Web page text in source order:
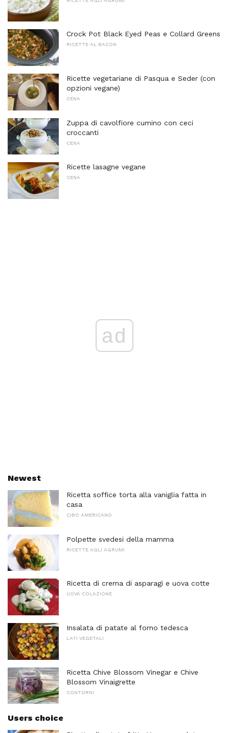
Crock Pot Black Eyed Peas e Collard Greens
RICETTE AL BACON
Ricette vegetariane di Pasqua e Seder (con
opzioni vegane)
CENA
Zuppa di cavolfiore cumino con ceci
croccanti
CENA
Ricette lasagne vegane
CENA
ad
Newest
Ricetta soffice torta alla vaniglia fatta in
casa
CIBO AMERICANO
Polpette svedesi della mamma
RICETTE AGLI AGRUMI
Ricetta di crema di asparagi e uova cotte
UOVA COLAZIONE
Insalata di patate al forno tedesca
LATI VEGETALI
Ricetta Chive Blossom Vinegar e Chive
Blossom Vinaigrette
CONTORNI
Users choice